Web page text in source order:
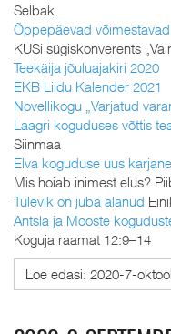
Selbak
Õppepäevad
KUSi sügiskonverents
Teekäija jõuluajakiri 2020
EKB Liidu Kalender 2021
Novellikogu „Varjatud
Laagri koguduses võttis
Siinmaa
Elva koguduse uus
Mis hoiab inimest elus?
Tulevik on juba alanud
Antsla ja Mooste
Koguja raamat 12:9–14
Loe edasi: 2020-7-